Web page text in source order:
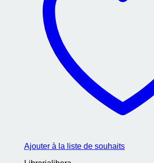
Ajouter à la liste de souhaits